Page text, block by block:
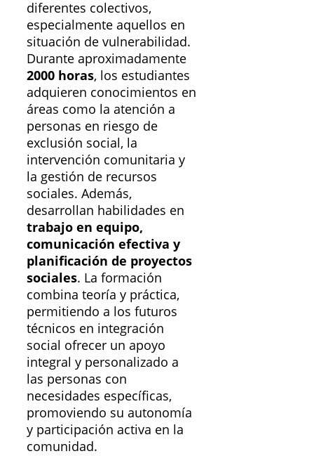
diferentes colectivos,
especialmente aquellos en
situación de vulnerabilidad.
Durante aproximadamente
2000 horas, los estudiantes
adquieren conocimientos en
áreas como la atención a
personas en riesgo de
exclusión social, la
intervención comunitaria y
la gestión de recursos
sociales. Además,
desarrollan habilidades en
trabajo en equipo,
comunicación efectiva y
planificación de proyectos
sociales. La formación
combina teoría y práctica,
permitiendo a los futuros
técnicos en integración
social ofrecer un apoyo
integral y personalizado a
las personas con
necesidades específicas,
promoviendo su autonomía
y participación activa en la
comunidad.